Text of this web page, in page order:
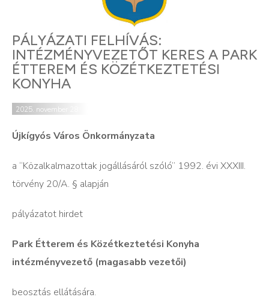
PÁLYÁZATI FELHÍVÁS:
INTÉZMÉNYVEZETŐT KERES A PARK
ÉTTEREM ÉS KÖZÉTKEZTETÉSI
KONYHA
2025. november 28.
Újkígyós Város Önkormányzata
a “Közalkalmazottak jogállásáról szóló” 1992. évi XXXIII.
törvény 20/A. § alapján
pályázatot hirdet
Park Étterem és Közétkeztetési Konyha
intézményvezető (magasabb vezetői)
beosztás ellátására.